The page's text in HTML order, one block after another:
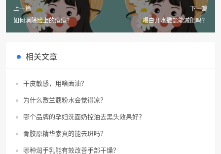
上一篇
如何消除脸上的痘痘？
下一篇
喝白开水撒盐能减肥吗？
相关文章
干皮敏感，用啥面油？
为什么敷兰蔻粉水会觉得凉？
哪个品牌的孕妇洗面奶控油去黑头效果好？
骨胶原精华素真的能去斑吗？
哪种润手乳能有效改善手部干燥？